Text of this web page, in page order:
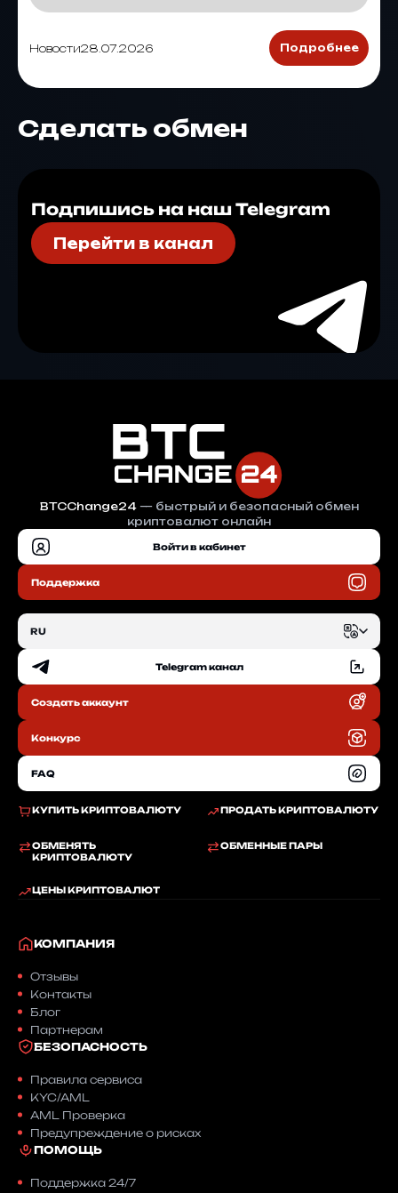
Новости28.07.2026 Подробнее
Сделать обмен
Подпишись на наш Telegram
Перейти в канал
BTCChange24— быстрый и безопасный обмен
криптовалют онлайн
Войти в кабинет
Поддержка
КУПИТЬ КРИПТОВАЛЮТУ ПРОДАТЬ КРИПТОВАЛЮТУ
ОБМЕНЯТЬ
КРИПТОВАЛЮТУ
ОБМЕННЫЕ ПАРЫ
ЦЕНЫ КРИПТОВАЛЮТ
RU
EN Telegram канал
Создать аккаунт
Конкурс
FAQ
КОМПАНИЯ
Отзывы
Контакты
Блог
Партнерам
БЕЗОПАСНОСТЬ
Правила сервиса
KYC/AML
AML Проверка
Предупреждение о рисках
ПОМОЩЬ
Поддержка 24/7